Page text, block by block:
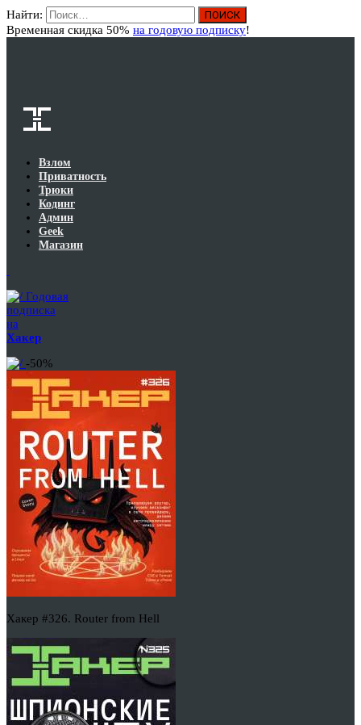
Найти:
Временная скидка 50% на годовую подписку!
Взлом
Приватность
Трюки
Кодинг
Админ
Geek
Магазин
Годовая
подписка
на
Хакер
-50%
Хакер #326. Router from Hell